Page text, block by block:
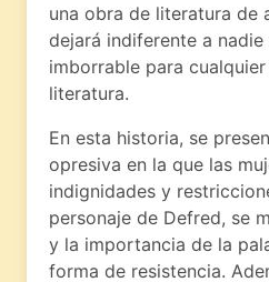
una obra de literatura de
dejará indiferente a
imborrable para
literatura.
En esta historia, se
opresiva en la que las
indignidades y
personaje de Defred, se
y la importancia de la
forma de resistencia.